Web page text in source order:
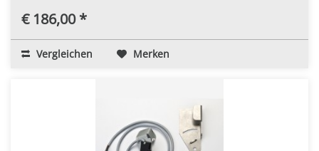
€ 186,00 *
Vergleichen Merken